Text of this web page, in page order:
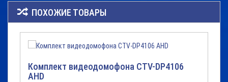
ПОХОЖИЕ ТОВАРЫ
Комплект видеодомофона CTV-DP4106
AHD